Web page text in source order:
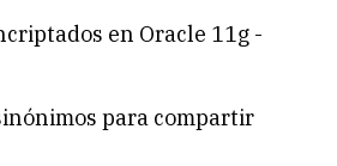
en Oracle 11g -
para compartir